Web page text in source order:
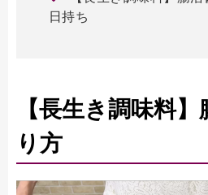
日持ち
【長生き調味料
り方